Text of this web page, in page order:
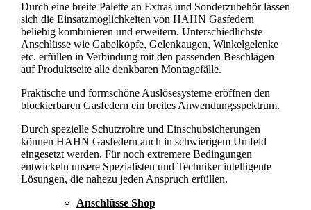
Durch eine breite Palette an Extras und Sonderzubehör lassen
sich die Einsatzmöglichkeiten von HAHN Gasfedern
beliebig kombinieren und erweitern. Unterschiedlichste
Anschlüsse wie Gabelköpfe, Gelenkaugen, Winkelgelenke
etc. erfüllen in Verbindung mit den passenden Beschlägen
auf Produktseite alle denkbaren Montagefälle.
Praktische und formschöne Auslösesysteme eröffnen den
blockierbaren Gasfedern ein breites Anwendungsspektrum.
Durch spezielle Schutzrohre und Einschubsicherungen
können HAHN Gasfedern auch in schwierigem Umfeld
eingesetzt werden. Für noch extremere Bedingungen
entwickeln unsere Spezialisten und Techniker intelligente
Lösungen, die nahezu jeden Anspruch erfüllen.
Anschlüsse Shop